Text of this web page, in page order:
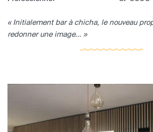
« Initialement bar à chicha, le nouveau
redonner une image... »